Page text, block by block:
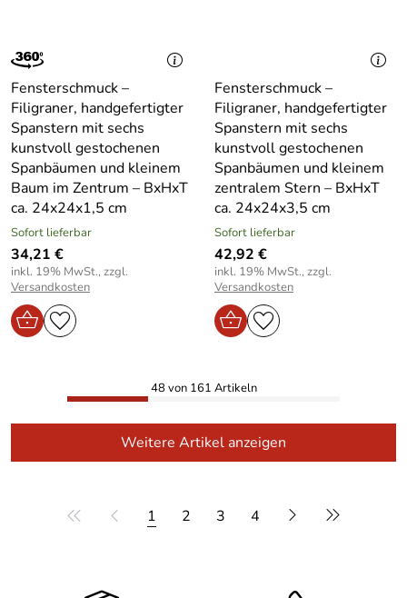
Fensterschmuck –
Filigraner, handgefertigter
Spanstern mit sechs
kunstvoll gestochenen
Spanbäumen und kleinem
Baum im Zentrum – BxHxT
ca. 24x24x1,5 cm
Sofort lieferbar
34,21 €
inkl. 19% MwSt., zzgl.
Versandkosten
Fensterschmuck –
Filigraner, handgefertigter
Spanstern mit sechs
kunstvoll gestochenen
Spanbäumen und kleinem
zentralem Stern – BxHxT
ca. 24x24x3,5 cm
Sofort lieferbar
42,92 €
inkl. 19% MwSt., zzgl.
Versandkosten
48 von 161 Artikeln
Weitere Artikel anzeigen
1 2 3 4